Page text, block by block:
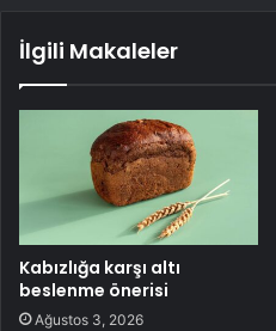
İlgili Makaleler
Kabızlığa karşı altı
beslenme önerisi
Ağustos 3, 2026